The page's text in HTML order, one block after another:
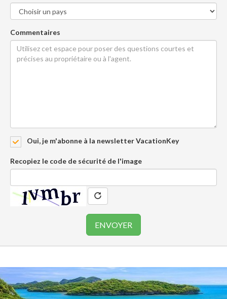
Commentaires
Oui, je m'abonne à la newsletter VacationKey
Recopiez le code de sécurité de l'image